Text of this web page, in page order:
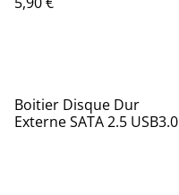
Boitier Disque Dur
Externe SATA 2.5 USB3.0